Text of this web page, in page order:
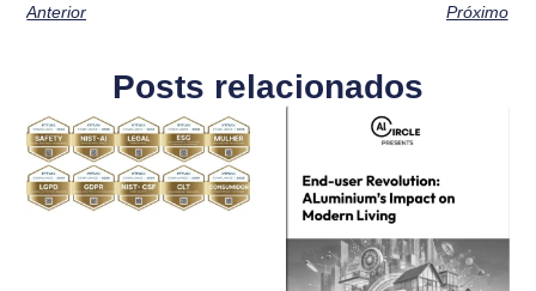
Anterior Próximo
Posts relacionados